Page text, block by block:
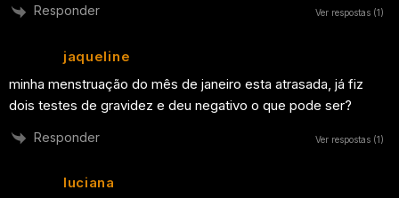
Responder Ver respostas (1)
jaqueline
minha menstruação do mês de janeiro esta atrasada, já fiz
dois testes de gravidez e deu negativo o que pode ser?
Responder Ver respostas (1)
luciana